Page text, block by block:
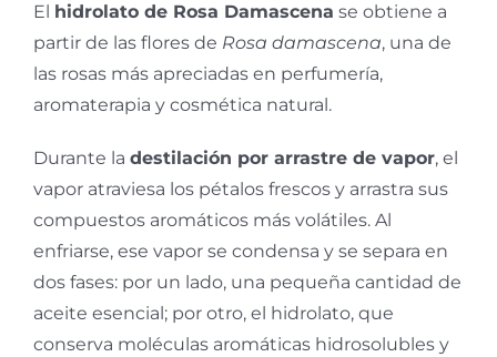
El hidrolato de Rosa Damascena se obtiene a
partir de las flores de Rosa damascena, una de
las rosas más apreciadas en perfumería,
aromaterapia y cosmética natural.
Durante la destilación por arrastre de vapor, el
vapor atraviesa los pétalos frescos y arrastra sus
compuestos aromáticos más volátiles. Al
enfriarse, ese vapor se condensa y se separa en
dos fases: por un lado, una pequeña cantidad de
aceite esencial; por otro, el hidrolato, que
conserva moléculas aromáticas hidrosolubles y